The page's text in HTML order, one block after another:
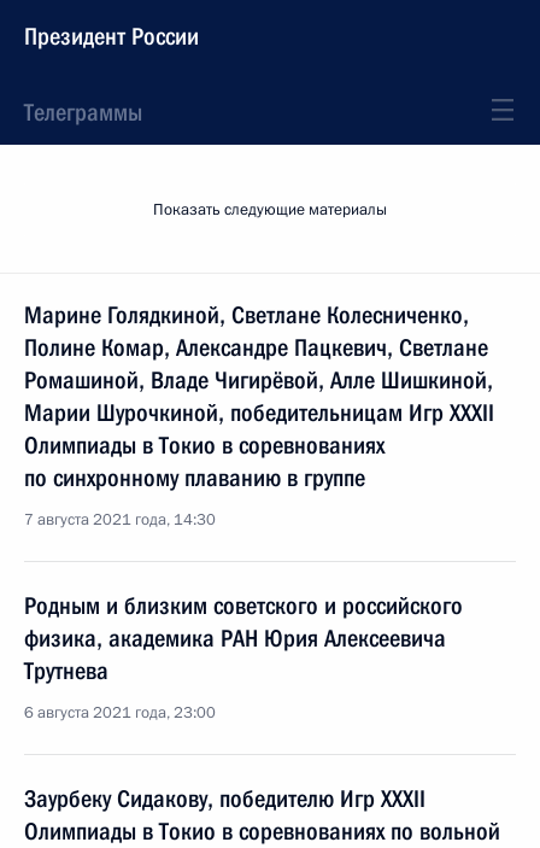
Президент России
Телеграммы
Показать следующие материалы
Марине Голядкиной, Светлане Колесниченко,
Полине Комар, Александре Пацкевич, Светлане
Ромашиной, Владе Чигирёвой, Алле Шишкиной,
Марии Шурочкиной, победительницам Игр XXXII
Олимпиады в Токио в соревнованиях
по синхронному плаванию в группе
7 августа 2021 года, 14:30
Родным и близким советского и российского
физика, академика РАН Юрия Алексеевича
Трутнева
6 августа 2021 года, 23:00
Заурбеку Сидакову, победителю Игр XXXII
Олимпиады в Токио в соревнованиях по вольной